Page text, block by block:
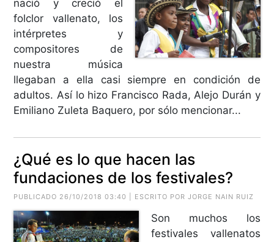
nació y creció el
folclor vallenato, los
intérpretes y
compositores de
nuestra música
llegaban a ella casi siempre en condición de
adultos. Así lo hizo Francisco Rada, Alejo Durán y
Emiliano Zuleta Baquero, por sólo mencionar...
¿Qué es lo que hacen las
fundaciones de los festivales?
PUBLICADO 26/10/2018 03:40 | ESCRITO POR JORGE NAIN RUIZ
Son muchos los
festivales vallenatos